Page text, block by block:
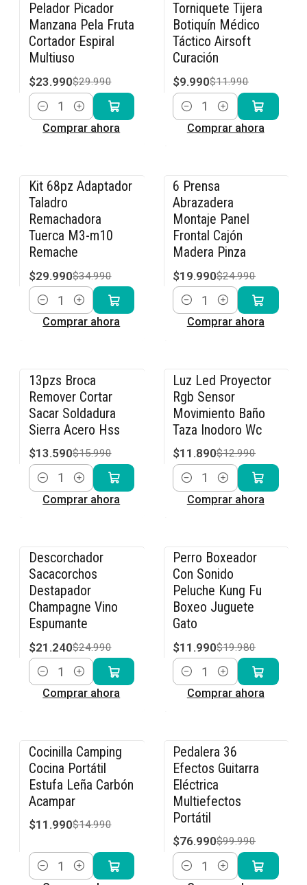
-20% OFF
Pelador Picador
Manzana Pela Fruta
Cortador Espiral
Multiuso
$23.990$29.990
Cantidad
Comprar ahora
-17% OFF
Torniquete Tijera
Botiquín Médico
Táctico Airsoft
Curación
$9.990$11.990
Cantidad
Comprar ahora
-14% OFF
Kit 68pz Adaptador
Taladro
Remachadora
Tuerca M3-m10
Remache
$29.990$34.990
Cantidad
Comprar ahora
-20% OFF
6 Prensa
Abrazadera
Montaje Panel
Frontal Cajón
Madera Pinza
$19.990$24.990
Cantidad
Comprar ahora
-15% OFF
13pzs Broca
Remover Cortar
Sacar Soldadura
Sierra Acero Hss
$13.590$15.990
Cantidad
Comprar ahora
-8% OFF
Luz Led Proyector
Rgb Sensor
Movimiento Baño
Taza Inodoro Wc
$11.890$12.990
Cantidad
Comprar ahora
-15% OFF
Descorchador
Sacacorchos
Destapador
Champagne Vino
Espumante
$21.240$24.990
Cantidad
Comprar ahora
-40% OFF
Perro Boxeador
Con Sonido
Peluche Kung Fu
Boxeo Juguete
Gato
$11.990$19.980
Cantidad
Comprar ahora
-20% OFF
Cocinilla Camping
Cocina Portátil
Estufa Leña Carbón
Acampar
$11.990$14.990
Cantidad
-23% OFF
Pedalera 36
Efectos Guitarra
Eléctrica
Multiefectos
Portátil
$76.990$99.990
Cantidad